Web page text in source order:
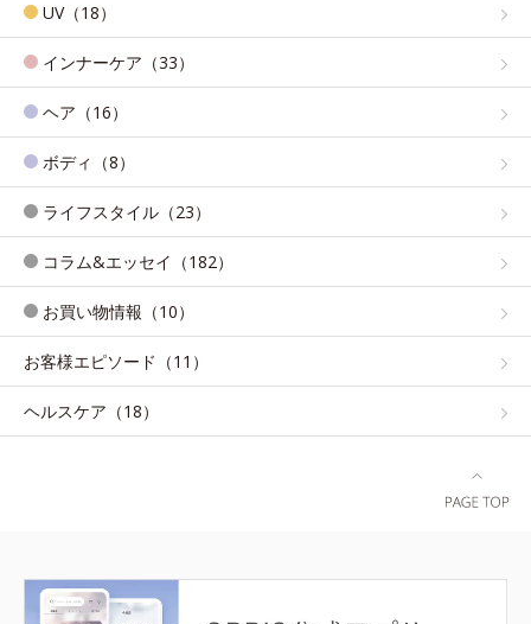
UV（18）
インナーケア（33）
ヘア（16）
ボディ（8）
ライフスタイル（23）
コラム&エッセイ（182）
お買い物情報（10）
お客様エピソード（11）
ヘルスケア（18）